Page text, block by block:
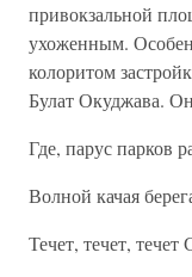
привокзальной
ухоженным.
колоритом
Булат Окуджава.
Где, парус парков
Волной качая
Течет, течет, течет